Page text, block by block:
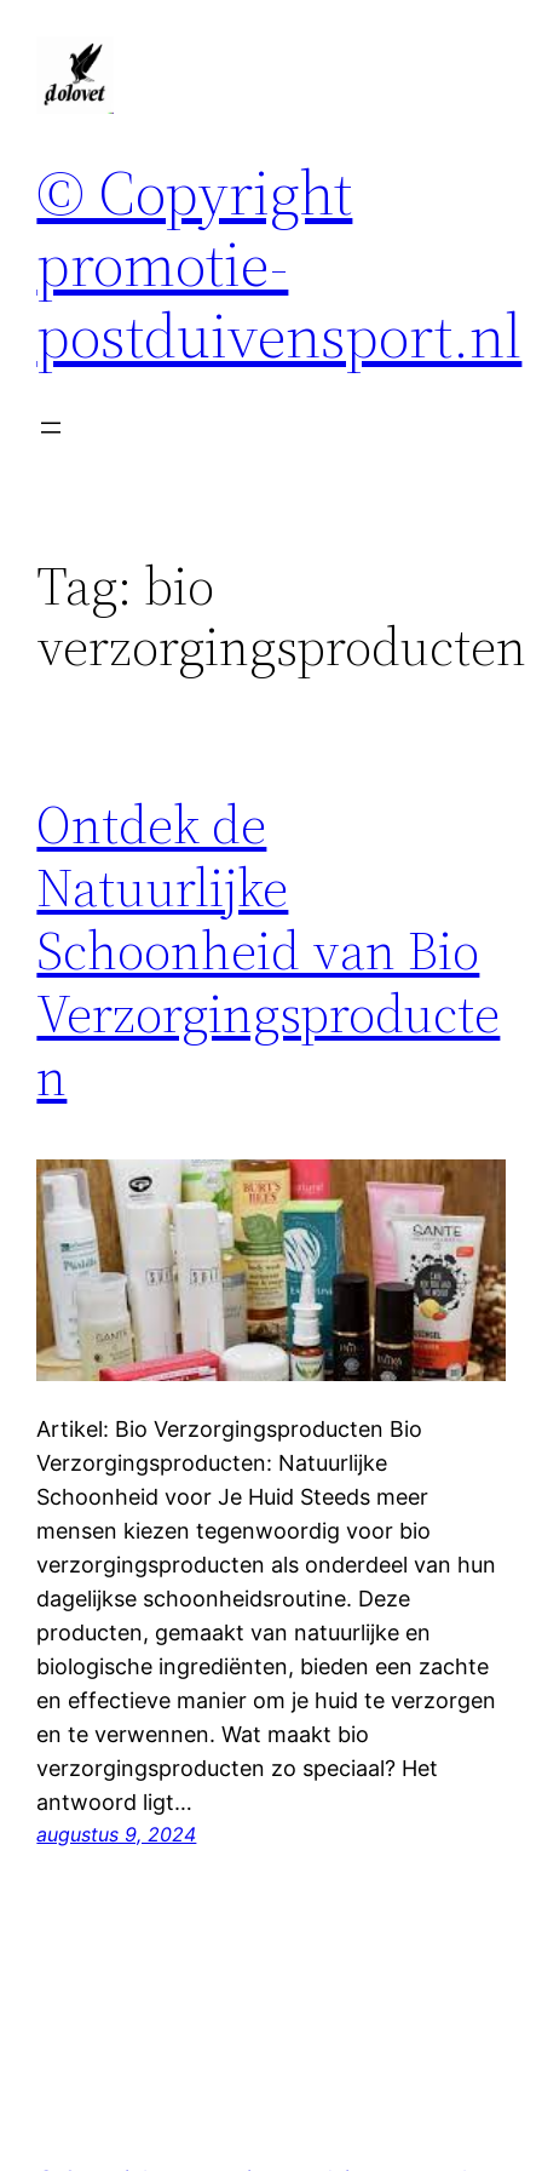
© Copyright
promotie-
postduivensport.nl
Tag: bio
verzorgingsproducten
Ontdek de
Natuurlijke
Schoonheid van Bio
Verzorgingsproducte
n
Artikel: Bio Verzorgingsproducten Bio
Verzorgingsproducten: Natuurlijke
Schoonheid voor Je Huid Steeds meer
mensen kiezen tegenwoordig voor bio
verzorgingsproducten als onderdeel van hun
dagelijkse schoonheidsroutine. Deze
producten, gemaakt van natuurlijke en
biologische ingrediënten, bieden een zachte
en effectieve manier om je huid te verzorgen
en te verwennen. Wat maakt bio
verzorgingsproducten zo speciaal? Het
antwoord ligt…
augustus 9, 2024